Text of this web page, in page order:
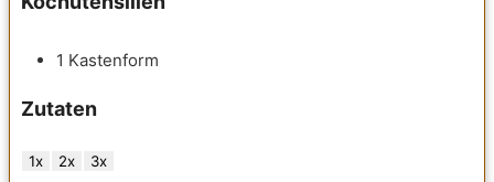
1 Kastenform
Zutaten
1x 2x 3x